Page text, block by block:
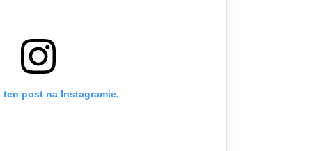
ten post na Instagramie.